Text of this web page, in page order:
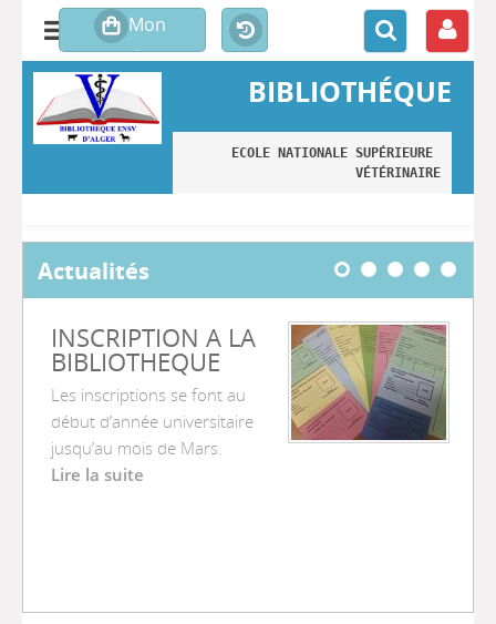
BIBLIOTHÉQUE
ECOLE NATIONALE SUPÉRIEURE
VÉTÉRINAIRE
Actualités
INSCRIPTION A LA
BIBLIOTHEQUE
Les inscriptions se font au
début d’année universitaire
jusqu’au mois de Mars.
Lire la suite